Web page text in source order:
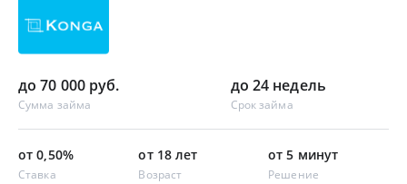
до 70 000 руб.
Сумма займа
до 24 недель
Срок займа
от 0,50%
Ставка
от 18 лет
Возраст
от 5 минут
Решение